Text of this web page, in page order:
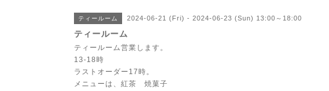
ティールーム 2024-06-21 (Fri) - 2024-06-23 (Sun) 13:00～18:00
ティールーム
ティールーム営業します。
13-18時
ラストオーダー17時。
メニューは、紅茶 焼菓子